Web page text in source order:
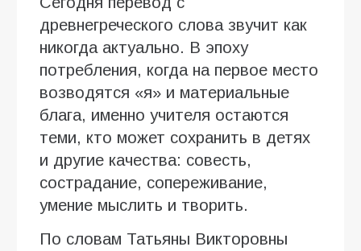
древнегреческого слова звучит как
никогда актуально. В эпоху
потребления, когда на первое место
возводятся «я» и материальные
блага, именно учителя остаются
теми, кто может сохранить в детях
и другие качества: совесть,
сострадание, сопереживание,
умение мыслить и творить.
По словам Татьяны Викторовны